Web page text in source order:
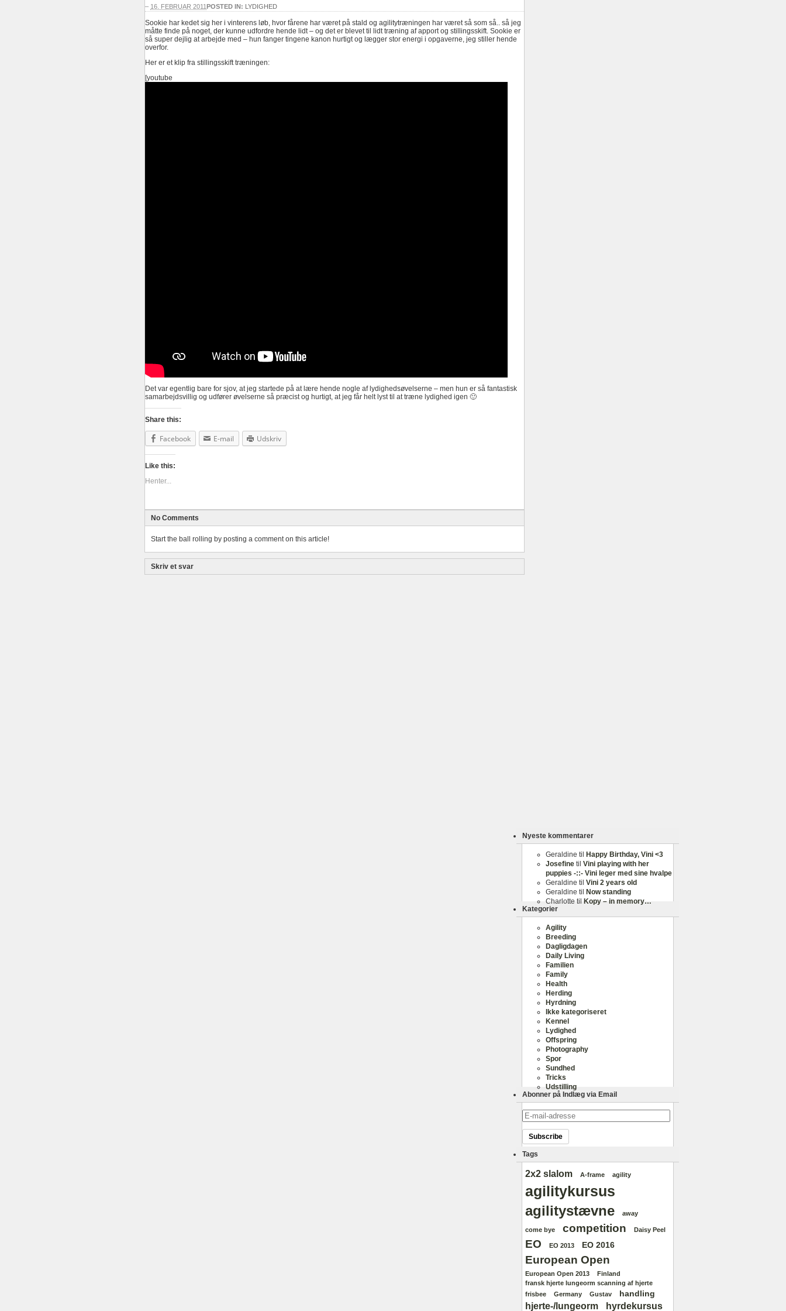
– 16. FEBRUAR 2011POSTED IN: LYDIGHED
Sookie har kedet sig her i vinterens løb, hvor fårene har været på stald og agilitytræningen har været så som så.. så jeg
måtte finde på noget, der kunne udfordre hende lidt – og det er blevet til lidt træning af apport og stillingsskift. Sookie er
så super dejlig at arbejde med – hun fanger tingene kanon hurtigt og lægger stor energi i opgaverne, jeg stiller hende
overfor.
Her er et klip fra stillingsskift træningen:
[youtube
Det var egentlig bare for sjov, at jeg startede på at lære hende nogle af lydighedsøvelserne – men hun er så fantastisk
samarbejdsvillig og udfører øvelserne så præcist og hurtigt, at jeg får helt lyst til at træne lydighed igen 🙂
Share this:
Facebook E-mail Udskriv
Like this:
Henter...
No Comments
Start the ball rolling by posting a comment on this article!
Skriv et svar
Nyeste kommentarer
Geraldine til Happy Birthday, Vini <3
Josefine til Vini playing with her
puppies -::- Vini leger med sine hvalpe
Geraldine til Vini 2 years old
Geraldine til Now standing
Charlotte til Kopy – in memory…
Kategorier
Agility
Breeding
Dagligdagen
Daily Living
Familien
Family
Health
Herding
Hyrdning
Ikke kategoriseret
Kennel
Lydighed
Offspring
Photography
Spor
Sundhed
Tricks
Udstilling
Abonner på Indlæg via Email
E-
mail-
adresse
Tags
2x2 slalom A-frame agility
agilitykursus
agilitystævne away
come bye competition Daisy Peel
EO EO 2013 EO 2016
European Open
European Open 2013
Finland
fransk hjerte lungeorm scanning af hjerte
frisbee
Germany Gustav handling
hjerte-/lungeorm hyrdekursus